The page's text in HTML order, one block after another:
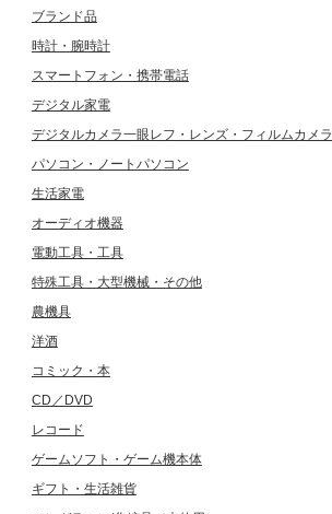
ブランド品
時計・腕時計
スマートフォン・携帯電話
デジタル家電
デジタルカメラ一眼レフ・レンズ・フィルムカメラ
パソコン・ノートパソコン
生活家電
オーディオ機器
電動工具・工具
特殊工具・大型機械・その他
農機具
洋酒
コミック・本
CD／DVD
レコード
ゲームソフト・ゲーム機本体
ギフト・生活雑貨